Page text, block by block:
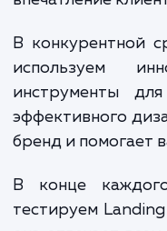
Мы создаем
актуальные
используя
убеждения.
клиентов,
изображения,